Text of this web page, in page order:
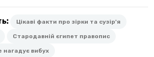
Цікаві факти про зірки та сузір'я
Стародавній єгипет правопис
нагадує вибух